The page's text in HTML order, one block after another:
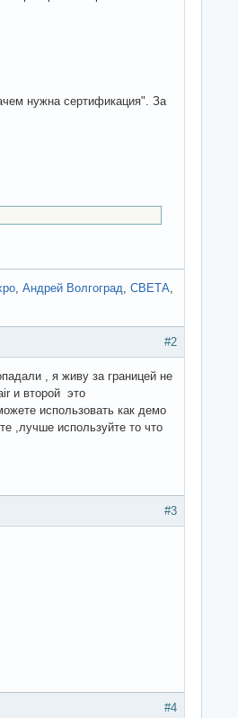
нужна сертификация". За
, Андрей Волгоград, СВЕТА,
#2
, я живу за границей не
и второй это
использовать как демо
,лучше используйте то что
#3
#4